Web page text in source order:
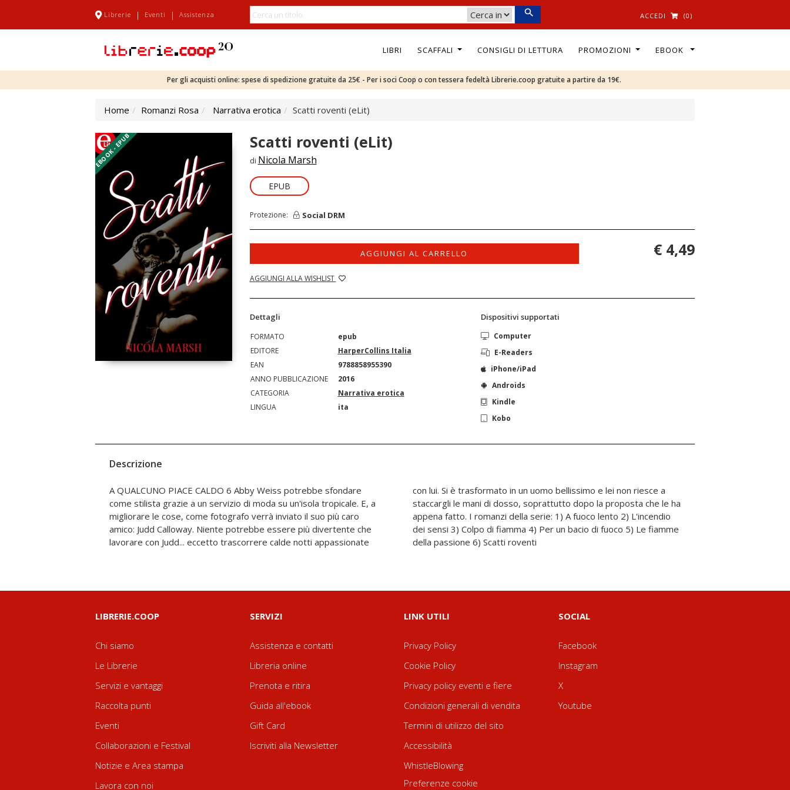
Librerie | Eventi | Assistenza ACCEDI (0)
LIBRI SCAFFALI CONSIGLI DI LETTURA PROMOZIONI EBOOK
Per gli acquisti online: spese di spedizione gratuite da 25€ - Per i soci Coop o con tessera fedeltà Librerie.coop gratuite a partire da 19€.
Home Romanzi Rosa Narrativa erotica Scatti roventi (eLit)
EBOOK - EPUB Scatti roventi (eLit)
di Nicola Marsh
EPUB
Protezione: Social DRM
AGGIUNGI AL CARRELLO
AGGIUNGI ALLA WISHLIST
€ 4,49
Dettagli
FORMATO
epub
EDITORE
HarperCollins Italia
EAN
9788858955390
ANNO PUBBLICAZIONE
2016
CATEGORIA
Narrativa erotica
LINGUA
ita
Dispositivi supportati
Computer
E-Readers
iPhone/iPad
Androids
Kindle
Kobo
Descrizione
A QUALCUNO PIACE CALDO 6 Abby Weiss potrebbe sfondare
come stilista grazie a un servizio di moda su un'isola tropicale. E, a
migliorare le cose, come fotografo verrà inviato il suo più caro
amico: Judd Calloway. Niente potrebbe essere più divertente che
lavorare con Judd... eccetto trascorrere calde notti appassionate
con lui. Si è trasformato in un uomo bellissimo e lei non riesce a
staccargli le mani di dosso, soprattutto dopo la proposta che le ha
appena fatto. I romanzi della serie: 1) A fuoco lento 2) L'incendio
dei sensi 3) Colpo di fiamma 4) Per un bacio di fuoco 5) Le fiamme
della passione 6) Scatti roventi
LIBRERIE.COOP
Chi siamo
Le Librerie
Servizi e vantaggi
Raccolta punti
Eventi
Collaborazioni e Festival
Notizie e Area stampa
Lavora con noi
SERVIZI
Assistenza e contatti
Libreria online
Prenota e ritira
Guida all'ebook
Gift Card
Iscriviti alla Newsletter
LINK UTILI
Privacy Policy
Cookie Policy
Privacy policy eventi e fiere
Condizioni generali di vendita
Termini di utilizzo del sito
Accessibilità
WhistleBlowing
Preferenze cookie
SOCIAL
Facebook
Instagram
X
Youtube